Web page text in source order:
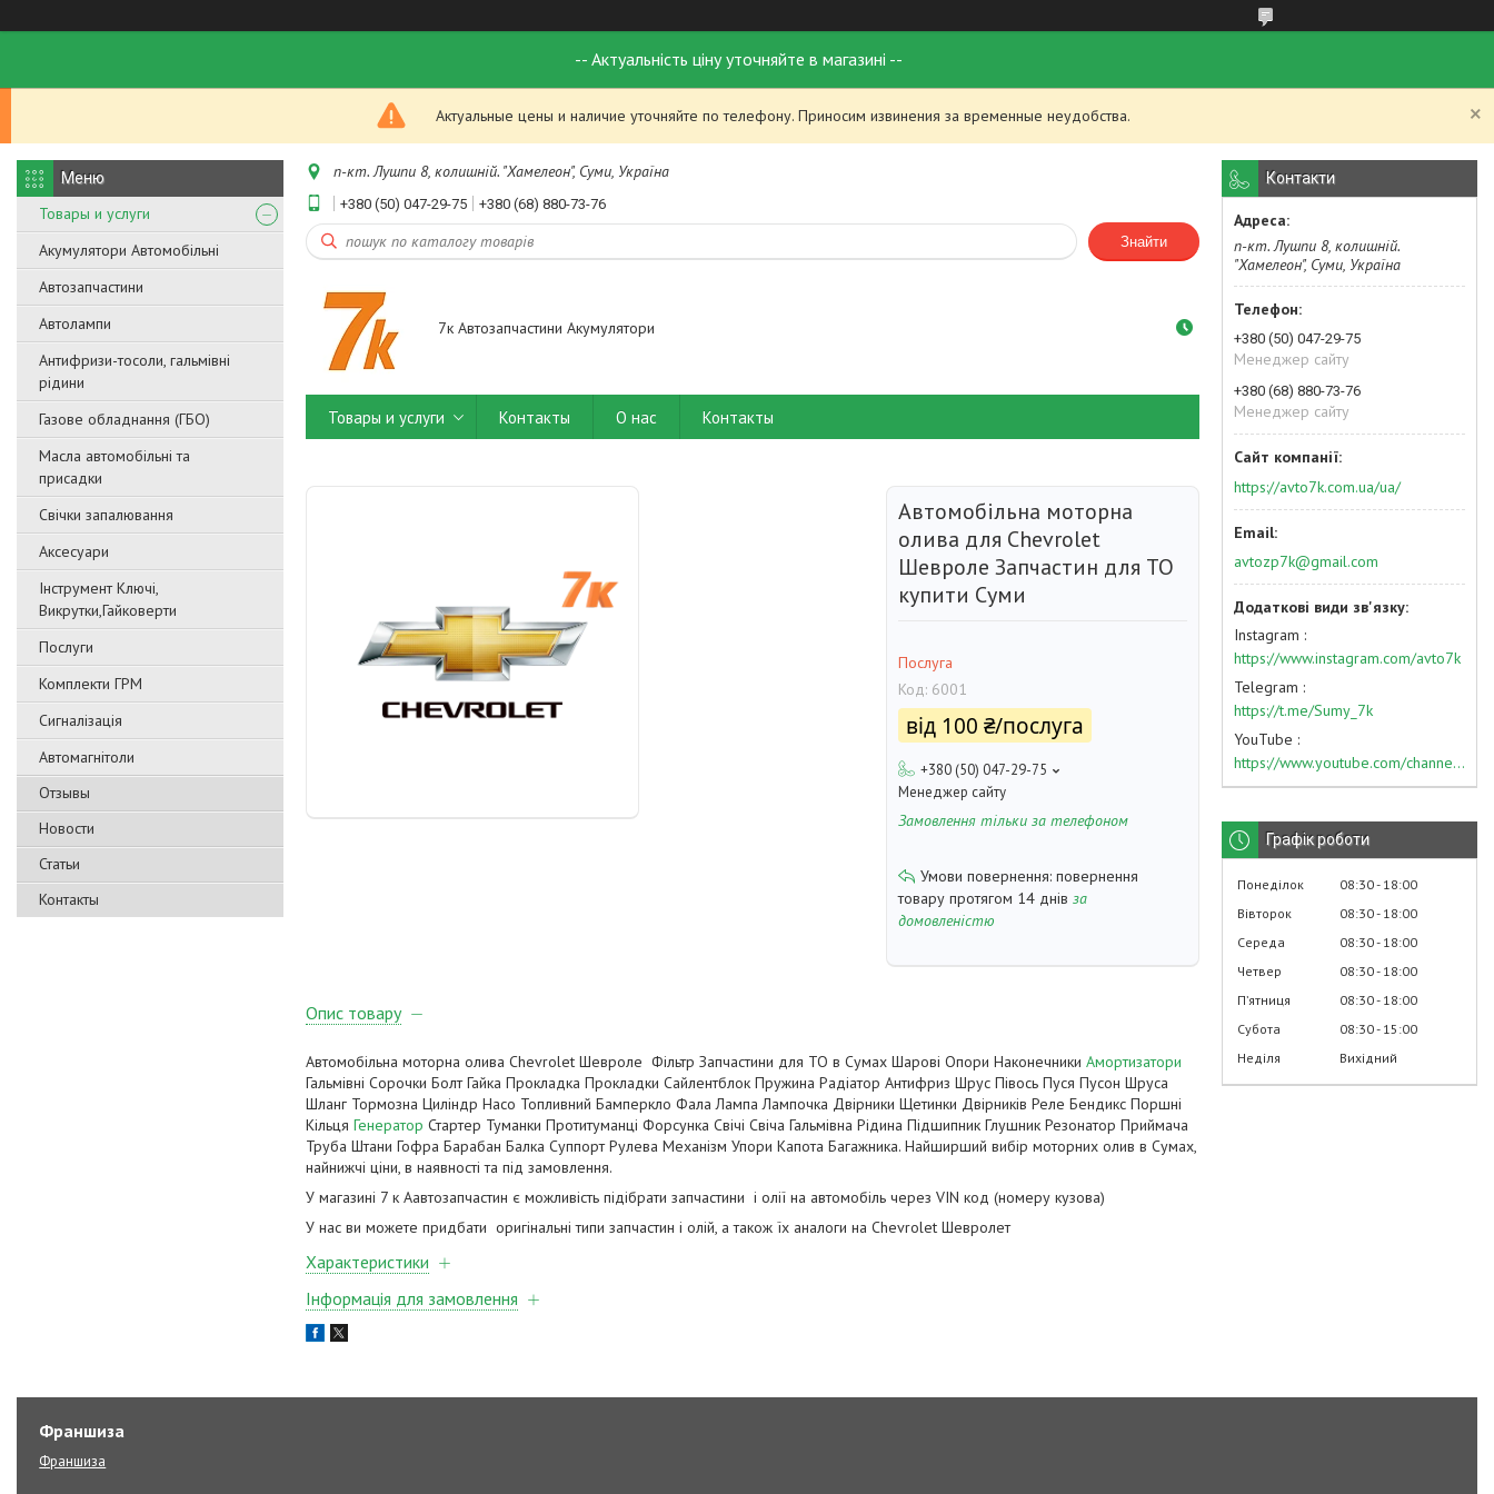
-- Актуальність ціну уточняйте в магазині --
Актуальные цены и наличие уточняйте по телефону. Приносим извинения за временные неудобства.
Товары и услуги
Акумулятори Автомобільні
Автозапчастини
Автолампи
Антифризи-тосоли, гальмівні
рідини
Газове обладнання (ГБО)
Масла автомобільні та
присадки
Свічки запалювання
Аксесуари
Інструмент Ключі,
Викрутки,Гайковерти
Послуги
Комплекти ГРМ
Сигналізація
Автомагнітоли
Отзывы
Новости
Статьи
Контакты
п-кт. Лушпи 8, колишній. "Хамелеон", Суми, Україна
+380 (50) 047-29-75 +380 (68) 880-73-76
Знайти
7к Автозапчастини Акумулятори
Товары и услуги Контакты О нас Контакты
Автомобільна моторна
олива для Chevrolet
Шевроле Запчастин для ТО
купити Суми
Послуга
Код: 6001
від 100 ₴/послуга
+380 (50) 047-29-75
Менеджер сайту
Замовлення тільки за телефоном
повернення
товару протягом 14 днів за
домовленістю
Опис товару
Автомобільна моторна олива Chevrolet Шевроле Фільтр Запчастини для ТО в Сумах Шарові Опори Наконечники Амортизатори
Гальмівні Сорочки Болт Гайка Прокладка Прокладки Сайлентблок Пружина Радіатор Антифриз Шрус Півось Пуся Пусон Шруса
Шланг Тормозна Циліндр Насо Топливний Бамперкло Фала Лампа Лампочка Двірники Щетинки Двірників Реле Бендикс Поршні
Кільця Генератор Стартер Туманки Протитуманці Форсунка Свічі Свіча Гальмівна Рідина Підшипник Глушник Резонатор Приймача
Труба Штани Гофра Барабан Балка Суппорт Рулева Механізм Упори Капота Багажника. Найширший вибір моторних олив в Сумах,
найнижчі ціни, в наявності та під замовлення.
У магазині 7 к Аавтозапчастин є можливість підібрати запчастини і олії на автомобіль через VIN код (номеру кузова)
У нас ви можете придбати оригінальні типи запчастин і олій, а також їх аналоги на Chevrolet Шевролет
Характеристики
Інформація для замовлення
Контакти
п-кт. Лушпи 8, колишній.
"Хамелеон", Суми, Україна
+380 (50) 047-29-75
Менеджер сайту
+380 (68) 880-73-76
Менеджер сайту
https://avto7k.com.ua/ua/
avtozp7k@gmail.com
Instagram
https://www.instagram.com/avto7k
Telegram
https://t.me/Sumy_7k
YouTube
https://www.youtube.com/channel/UC574nvqqf5H_LzT4Va_GpQg?view_as=subscriber
Графік роботи
Понеділок 08:30 18:00
Вівторок
08:30 18:00
Середа
08:30 18:00
Четвер
08:30 18:00
Пʼятниця
08:30 18:00
Субота
08:30 15:00
Неділя
Вихідний
Франшиза
Франшиза